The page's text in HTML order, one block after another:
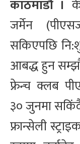
काठमाडौं ।
जर्मेन
सकिएपछि
आबद्ध हुन
फ्रेन्च क्लब
३० जुनमा
फ्रान्सेली